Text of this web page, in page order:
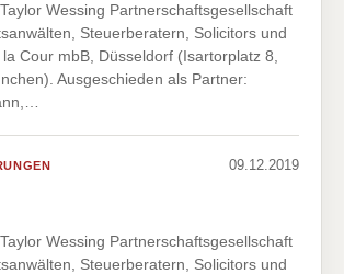
Wessing Partnerschaftsgesellschaft
Steuerberatern, Solicitors und
Cour mbB, Düsseldorf (Isartorplatz 8,
Ausgeschieden als Partner:
09.12.2019
Wessing Partnerschaftsgesellschaft
Steuerberatern, Solicitors und